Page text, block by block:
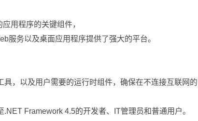
用程序的关键组件，
服务以及桌面应用程序提供了强大的平台。
，以及用户需要的运行时组件，确保在不连接互联网的
Framework 4.5的开发者、IT管理员和普通用户。